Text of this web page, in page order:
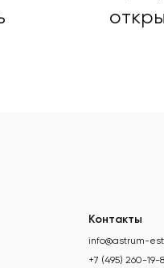
Контакты
info@astrum-
+7 (495) 260-19-